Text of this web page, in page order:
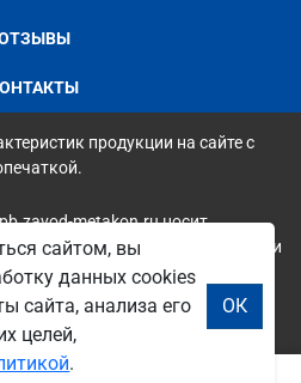
продукции на сайте с
metakon.ru носит
и справочный характер и ни
публичной офертой. Всю
можно узнать по телефонам
сайтом, вы
данных cookies
сайта, анализа его
целей,
.
ОК